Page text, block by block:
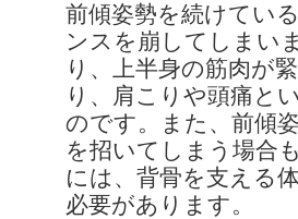
前傾姿勢を続けてい
ンスを崩してしまい
り、上半身の筋肉が
り、肩こりや頭痛と
のです。また、前傾
を招いてしまう場合
には、背骨を支える
必要があります。